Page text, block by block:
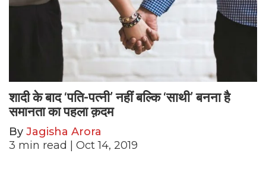
शादी के बाद ‘पति-पत्नी’ नहीं बल्कि ‘साथी’ बनना है
समानता का पहला क़दम
By Jagisha Arora
3 min read | Oct 14, 2019